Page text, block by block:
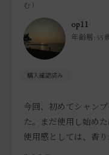
む）
op11
年齢層:55
今回、初めてシャン
た。まだ使用し始め
使用感としては、香